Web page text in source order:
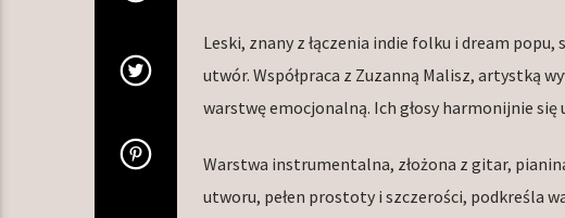
Leski, znany z łączenia indie folku i dream
utwór. Współpraca z Zuzanną Malisz, artystką
warstwę emocjonalną. Ich głosy harmonijnie
Warstwa instrumentalna, złożona z gitar,
utworu, pełen prostoty i szczerości, podkreśla